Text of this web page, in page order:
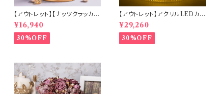
【アウトレット】【ナッツクラッカー
ツリー】リキッドLEDスノードー
ム【電池・USB仕様】(hr-1093
4)
¥16,940
30%OFF
【アウトレット】アクリルLEDカル
ーセルミュージック(10350)
¥29,260
30%OFF